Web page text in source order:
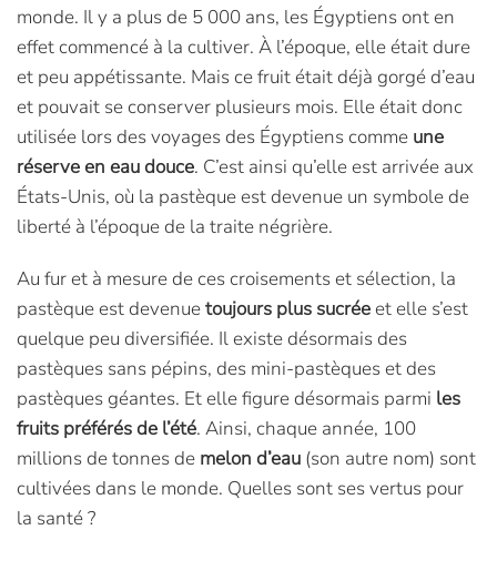
monde. Il y a plus de 5 000 ans, les Égyptiens ont en
effet commencé à la cultiver. À l’époque, elle était dure
et peu appétissante. Mais ce fruit était déjà gorgé d’eau
et pouvait se conserver plusieurs mois. Elle était donc
utilisée lors des voyages des Égyptiens comme une
réserve en eau douce. C’est ainsi qu’elle est arrivée aux
États-Unis, où la pastèque est devenue un symbole de
liberté à l’époque de la traite négrière.
Au fur et à mesure de ces croisements et sélection, la
pastèque est devenuetoujours plus sucréeet elle s’est
quelque peu diversifiée. Il existe désormais des
pastèques sans pépins, des mini-pastèques et des
pastèques géantes. Et elle figure désormais parmi les
fruits préférés de l’été. Ainsi, chaque année, 100
millions de tonnes de melon d’eau (son autre nom) sont
cultivées dans le monde. Quelles sont ses vertus pour
la santé ?